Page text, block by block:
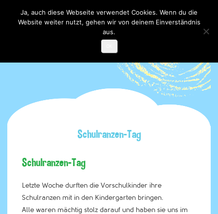
Toggle

Schulranzen-Tag
Schulranzen-Tag
Letzte Woche durften die Vorschulkinder ihre
Schulranzen mit in den Kindergarten bringen.
Alle waren mächtig stolz darauf und haben sie uns im
Ja, auch diese Webseite verwendet Cookies. Wenn du die
Website weiter nutzt, gehen wir von deinem Einverständnis
aus.